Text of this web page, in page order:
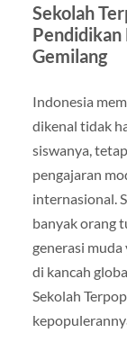
Sekolah
Pendidikan
Gemilang
Indonesia
dikenal tidak
siswanya,
pengajaran
internasional.
banyak orang
generasi
di kancah
Sekolah